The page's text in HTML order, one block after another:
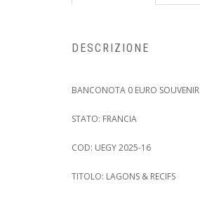
DESCRIZIONE
BANCONOTA 0 EURO SOUVENIR
STATO: FRANCIA
COD: UEGY 2025-16
TITOLO: LAGONS & RECIFS